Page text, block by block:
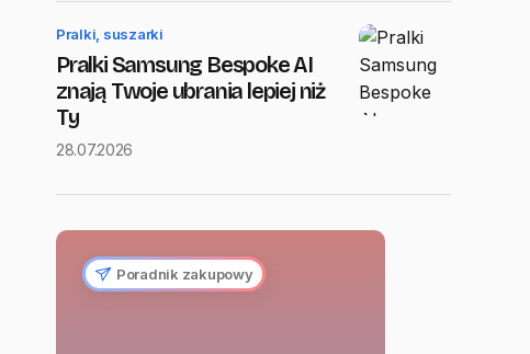
Pralki, suszarki
Pralki Samsung Bespoke AI
znają Twoje ubrania lepiej niż
Ty
28.07.2026
Poradnik zakupowy